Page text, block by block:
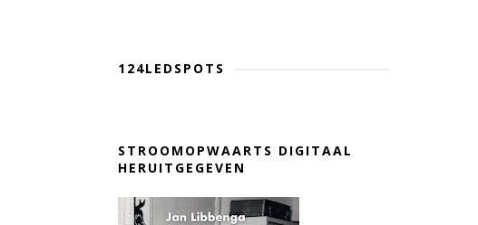
124LEDSPOTS
STROOMOPWAARTS DIGITAAL
HERUITGEGEVEN